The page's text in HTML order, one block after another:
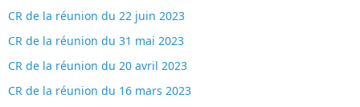
CR de la réunion du 22 juin 2023
CR de la réunion du 31 mai 2023
CR de la réunion du 20 avril 2023
CR de la réunion du 16 mars 2023